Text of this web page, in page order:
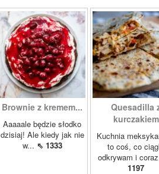
Brownie z kremem...
Aaaaale będzie słodko
dzisiaj! Ale kiedy jak nie
w... ⇖ 1333
Quesadilla
kurczakiem
Kuchnia
to coś, co
odkrywam i
1197